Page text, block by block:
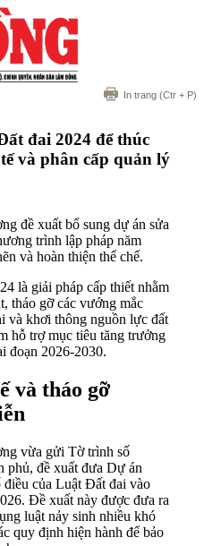
In trang (Ctr + P)
đai 2024 để thúc
và phân cấp quản lý
đề xuất bổ sung dự án sửa
trình lập pháp năm
và hoàn thiện thể chế.
là giải pháp cấp thiết nhằm
tháo gỡ các vướng mắc
và khơi thông nguồn lực đất
hỗ trợ mục tiêu tăng trưởng
đoạn 2026-2030.
và tháo gỡ
vừa gửi Tờ trình số
đề xuất đưa Dự án
điều của Luật Đất đai vào
Đề xuất này được đưa ra
luật nảy sinh nhiều khó
quy định hiện hành để bảo